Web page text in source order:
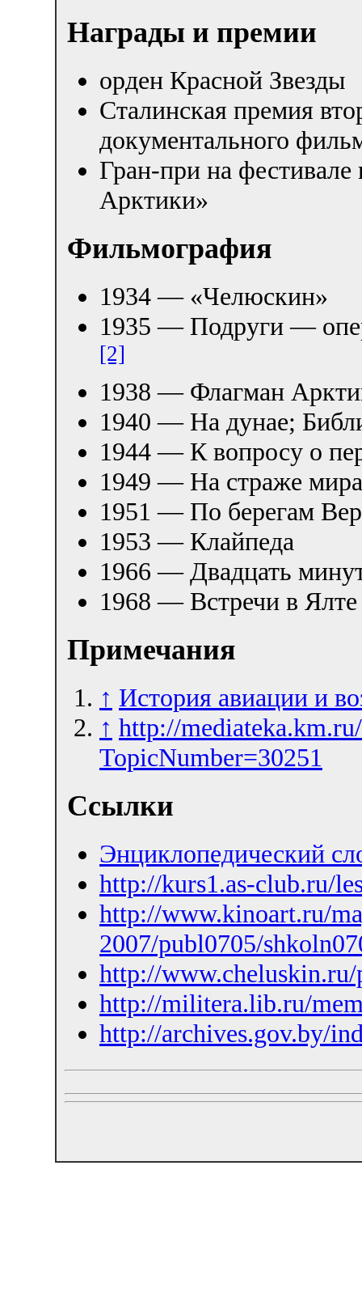
Награды и премии
орден Красной Звезды
Сталинская премия
документального
Гран-при на
Арктики»
Фильмография
1934 — «Челюскин»
1935 — Подруги —
[2]
1938 — Флагман
1940 — На дунае;
1944 — К вопросу о
1949 — На страже мира
1951 — По берегам
1953 — Клайпеда
1966 — Двадцать
1968 — Встречи в Ялте
Примечания
↑ История авиации и
↑ http://
TopicNumber=30251
Ссылки
Энциклопедический
http://kurs1.as-club.ru/
http://www.kinoart.ru/
2007/publ0705/
http://www.cheluskin.ru/
http://militera.lib.ru/
http://archives.gov.by/